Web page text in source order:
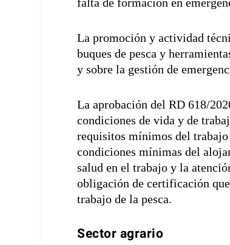
La promoción y actividad
buques de pesca y
y sobre la gestión de
La aprobación del RD 618/
condiciones de vida y de
requisitos mínimos del trabajo
condiciones mínimas del
salud en el trabajo y la
obligación de certificación
trabajo de la pesca.
Sector agrario